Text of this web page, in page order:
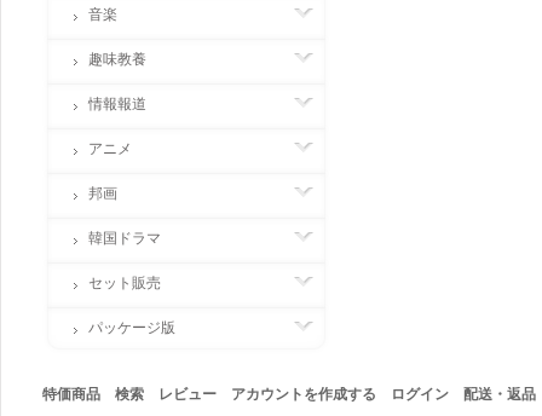
音楽
趣味教養
情報報道
アニメ
邦画
韓国ドラマ
セット販売
パッケージ版
特価商品 検索 レビュー アカウントを作成する ログイン 配送・返品